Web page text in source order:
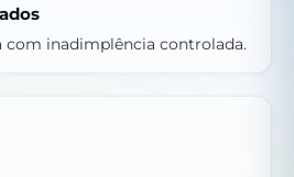
com inadimplência controlada.